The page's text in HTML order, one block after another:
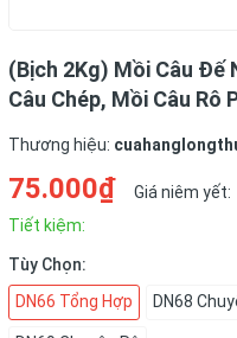
(Bịch 2Kg) Mồi Câu Đế
Câu Chép, Mồi Câu Rô
Thương hiệu:
75.000₫
Giá niêm yết:
Tiết kiệm:
Tùy Chọn:
DN66 Tổng Hợp
DN68